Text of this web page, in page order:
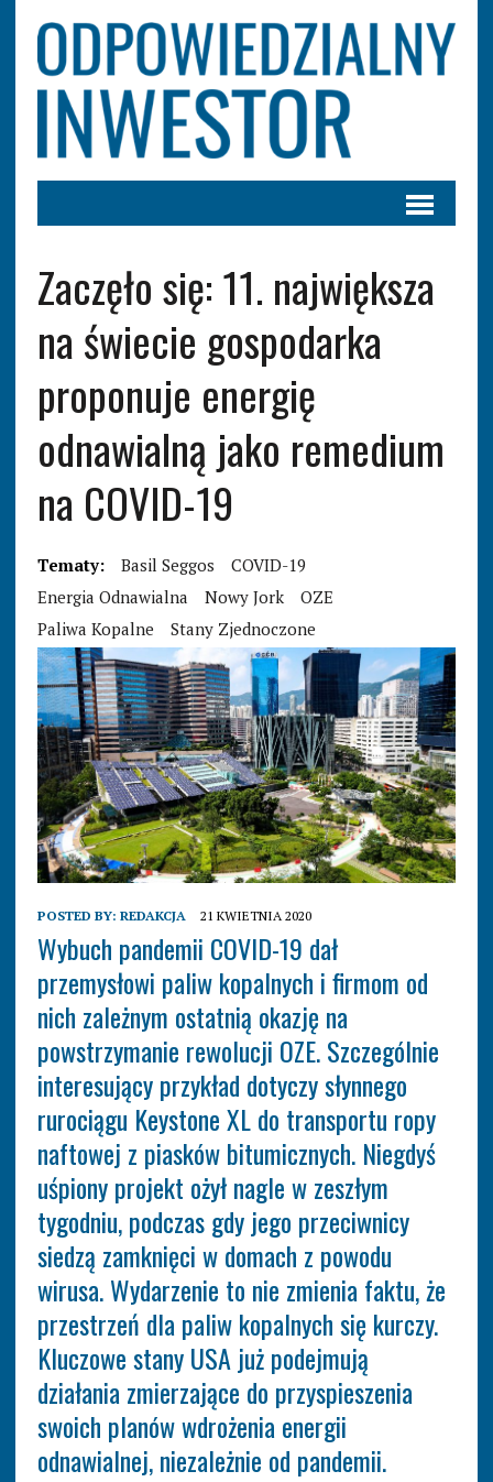
Zaczęło się: 11. największa
na świecie gospodarka
proponuje energię
odnawialną jako remedium
na COVID-19
Tematy: Basil Seggos
COVID-19
Energia Odnawialna
Nowy Jork
OZE
Paliwa Kopalne
Stany Zjednoczone
POSTED BY: REDAKCJA 21 KWIETNIA 2020
Wybuch pandemii COVID-19 dał
przemysłowi paliw kopalnych i firmom od
nich zależnym ostatnią okazję na
powstrzymanie rewolucji OZE. Szczególnie
interesujący przykład dotyczy słynnego
rurociągu Keystone XL do transportu ropy
naftowej z piasków bitumicznych. Niegdyś
uśpiony projekt ożył nagle w zeszłym
tygodniu, podczas gdy jego przeciwnicy
siedzą zamknięci w domach z powodu
wirusa. Wydarzenie to nie zmienia faktu, że
przestrzeń dla paliw kopalnych się kurczy.
Kluczowe stany USA już podejmują
działania zmierzające do przyspieszenia
swoich planów wdrożenia energii
odnawialnej, niezależnie od pandemii.